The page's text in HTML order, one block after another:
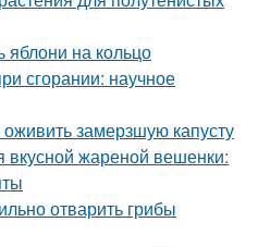
яблони на кольцо
сгорании: научное
замерзшую капусту
вкусной жареной вешенки:
отварить грибы